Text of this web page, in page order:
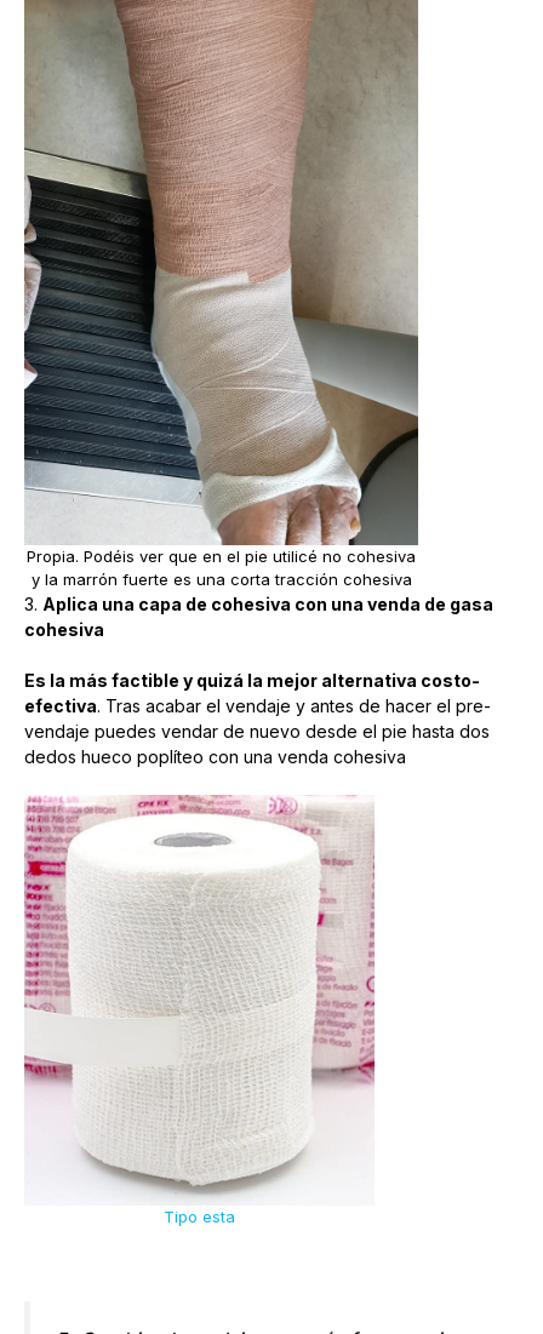
Propia. Podéis ver que en el pie utilicé no cohesiva
y la marrón fuerte es una corta tracción cohesiva
3. Aplica una capa de cohesiva con una venda de gasa
cohesiva
Es la más factible y quizá la mejor alternativa costo-
efectiva. Tras acabar el vendaje y antes de hacer el pre-
vendaje puedes vendar de nuevo desde el pie hasta dos
dedos hueco poplíteo con una venda cohesiva
Tipo esta